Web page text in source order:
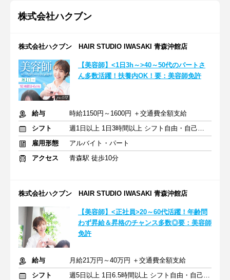
株式会社ハクブン
株式会社ハクブン HAIR STUDIO IWASAKI 青森沖館店
【美容師】<1日3h～>40～50代のパートさ
ん多数活躍！扶養内OK！要：美容師免許
給与
時給1150円～1600円 ＋交通費全額支給
シフト
週1日以上 1日3時間以上 シフト自由・自己申告
雇用形態
アルバイト・パート
アクセス
青森駅 徒歩10分
株式会社ハクブン HAIR STUDIO IWASAKI 青森沖館店
【美容師】<正社員>20～60代活躍！年齢問
わず昇給＆昇格のチャンス多数◎要：美容師
免許
給与
月給21万円～40万円 ＋交通費全額支給
シフト
週5日以上 1日6.5時間以上 シフト自由・自己申告